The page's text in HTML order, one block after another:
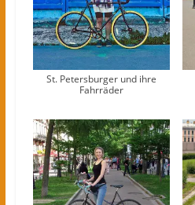
St. Petersburger und ihre
Fahrräder